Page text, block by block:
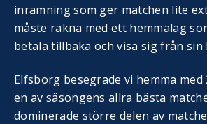
inramning som ger matchen lite
måste räkna med ett hemmalag
betala tillbaka och visa sig från sin
Elfsborg besegrade vi hemma
en av säsongens allra bästa
dominerade större delen av